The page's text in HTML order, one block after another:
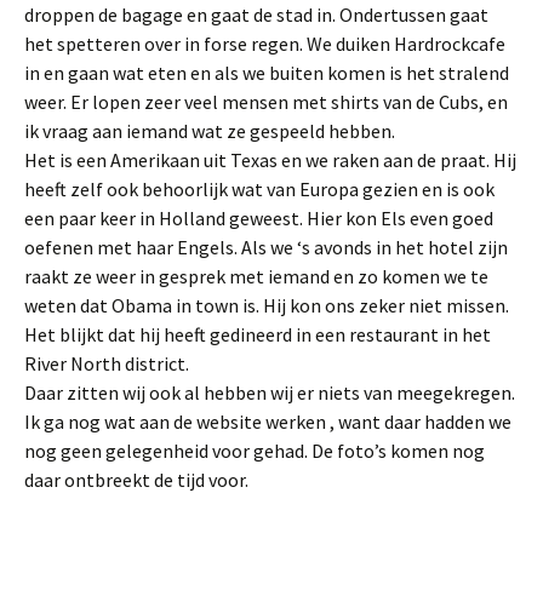
droppen de bagage en gaat de stad in. Ondertussen gaat
het spetteren over in forse regen. We duiken Hardrockcafe
in en gaan wat eten en als we buiten komen is het stralend
weer. Er lopen zeer veel mensen met shirts van de Cubs, en
ik vraag aan iemand wat ze gespeeld hebben.
Het is een Amerikaan uit Texas en we raken aan de praat. Hij
heeft zelf ook behoorlijk wat van Europa gezien en is ook
een paar keer in Holland geweest. Hier kon Els even goed
oefenen met haar Engels. Als we ‘s avonds in het hotel zijn
raakt ze weer in gesprek met iemand en zo komen we te
weten dat Obama in town is. Hij kon ons zeker niet missen.
Het blijkt dat hij heeft gedineerd in een restaurant in het
River North district.
Daar zitten wij ook al hebben wij er niets van meegekregen.
Ik ga nog wat aan de website werken , want daar hadden we
nog geen gelegenheid voor gehad. De foto’s komen nog
daar ontbreekt de tijd voor.